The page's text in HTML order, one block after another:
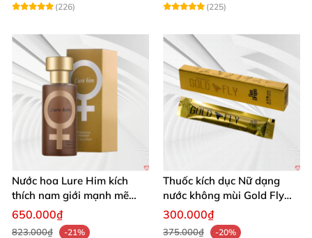
(226)
(225)
Nước hoa Lure Him kích
thích nam giới mạnh mẽ
tăng ham muốn tình dục
cực chuẩn
650.000₫
823.000₫
-21%
Thuốc kích dục Nữ dạng
nước không mùi Gold Fly
ruồi vàng Tây Ban Nha
300.000₫
375.000₫
-20%